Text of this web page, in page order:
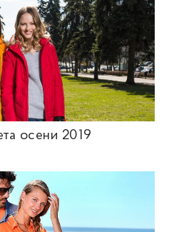
осени 2019